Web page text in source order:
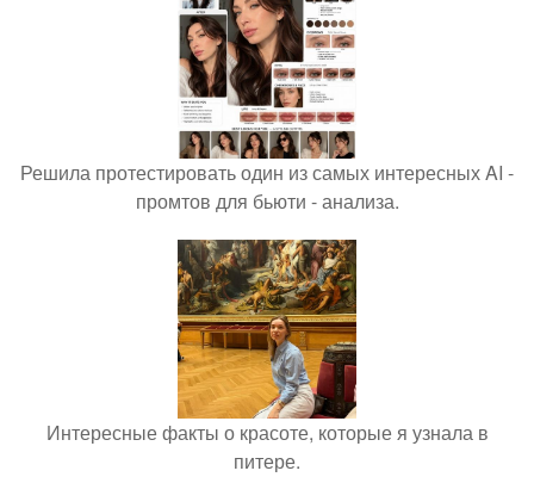
Решила протестировать один из самых интересных AI -
промтов для бьюти - анализа.
Интересные факты о красоте, которые я узнала в
питере.